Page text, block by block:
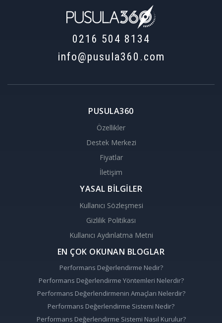
0216 504 8134
info@pusula360.com
PUSULA360
Özellikler
Destek Merkezi
Fiyatlar
İletişim
YASAL BİLGİLER
Kullanıcı Sözleşmesi
Gizlilik Politikası
Kullanıcı Aydınlatma Metni
EN ÇOK OKUNAN BLOGLAR
Performans Değerlendirme Nedir?
Performans Değerlendirme Yöntemleri Nelerdir?
Performans Değerlendirmenin Amaçları Nelerdir?
Performans Değerlendirme Sistemi Nedir?
Performans Değerlendirme Sistemi Nasıl Kurulur?